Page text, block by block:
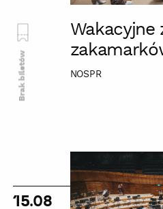
Wakacyjne
NOSPR
Brak biletów
zwiedzanie
zakamarków
15.08